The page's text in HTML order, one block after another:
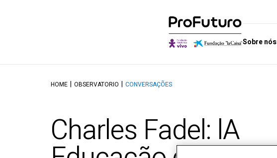
Sobre nós
Aliados
Reconhecimentos
Canal de Denúncias
Conversações
HOME OBSERVATORIO CONVERSAÇÕES
Charles Fadel: lA